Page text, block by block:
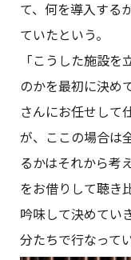
て、何を導入する
ていたという。
「こうした施設
のかを最初に決め
さんにお任せして
が、ここの場合は
るかはそれから考
をお借りして聴き
吟味して決めてい
分たちで行なって